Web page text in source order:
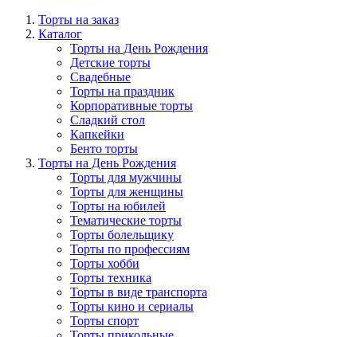
Торты на заказ
Каталог
Торты на День Рождения
Детские торты
Свадебные
Торты на праздник
Корпоративные торты
Сладкий стол
Капкейки
Бенто торты
Торты на День Рождения
Торты для мужчины
Торты для женщины
Торты на юбилей
Тематические торты
Торты болельщику
Торты по профессиям
Торты хобби
Торты техника
Торты в виде транспорта
Торты кино и сериалы
Торты спорт